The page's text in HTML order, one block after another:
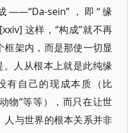
sein”，即“缘
这样，“构成”就不再
框架内，而是那使一切显
。人从根本上就是此纯缘
有自己的现成本质（比
物”等等），而只在让世
人与世界的根本关系并非